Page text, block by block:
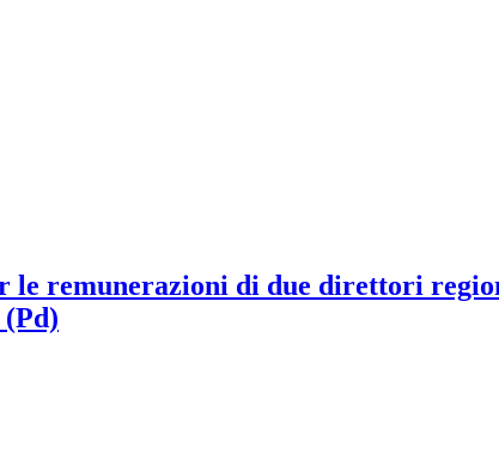
le remunerazioni di due direttori